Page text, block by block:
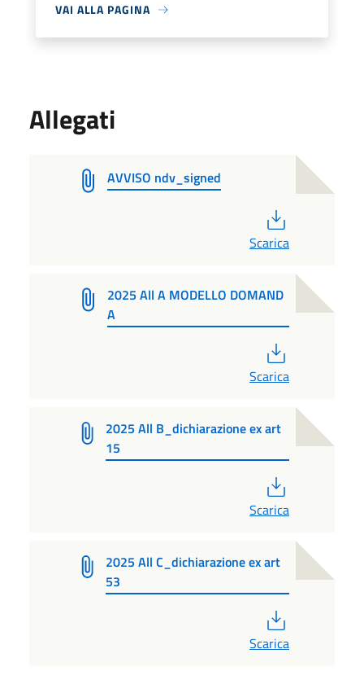
VAI ALLA PAGINA
Allegati
AVVISO ndv_signed
Scarica
2025 All A MODELLO DOMAND
A
Scarica
2025 All B_dichiarazione ex art
15
Scarica
2025 All C_dichiarazione ex art
53
Scarica